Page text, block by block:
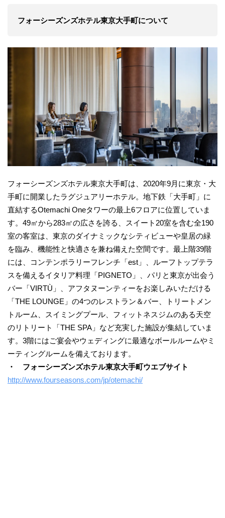
フォーシーズンズホテル東京大手町について
フォーシーズンズホテル東京大手町は、2020年9月に東京・大
手町に開業したラグジュアリーホテル。地下鉄「大手町」に
直結するOtemachi Oneタワーの最上6フロアに位置していま
す。49㎡から283㎡の広さを誇る、スイート20室を含む全190
室の客室は、東京のダイナミックなシティビューや皇居の緑
を臨み、機能性と快適さを兼ね備えた空間です。最上階39階
には、コンテンポラリーフレンチ「est」、ルーフトップテラ
スを備えるイタリア料理「PIGNETO」、パリと東京が出会う
バー「VIRTÙ」、アフタヌーンティーをお楽しみいただける
「THE LOUNGE」の4つのレストラン＆バー、トリートメン
トルーム、スイミングプール、フィットネスジムのある天空
のリトリート「THE SPA」など充実した施設が集結していま
す。3階にはご宴会やウェディングに最適なボールルームやミ
ーティングルームを備えております。
・ フォーシーズンズホテル東京大手町ウエブサイト
http://www.fourseasons.com/jp/otemachi/